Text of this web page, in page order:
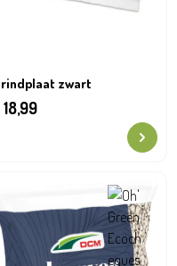
zwart
18,99